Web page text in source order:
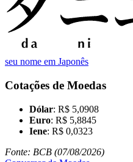
seu nome em Japonês
Cotações de Moedas
Dólar: R$ 5,0908
Euro: R$ 5,8845
Iene: R$ 0,0323
Fonte: BCB (07/08/2026)